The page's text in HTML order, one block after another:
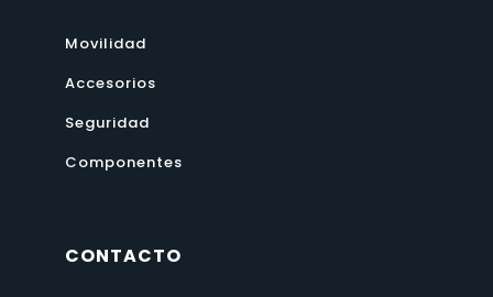
Movilidad
Accesorios
Seguridad
Componentes
CONTACTO